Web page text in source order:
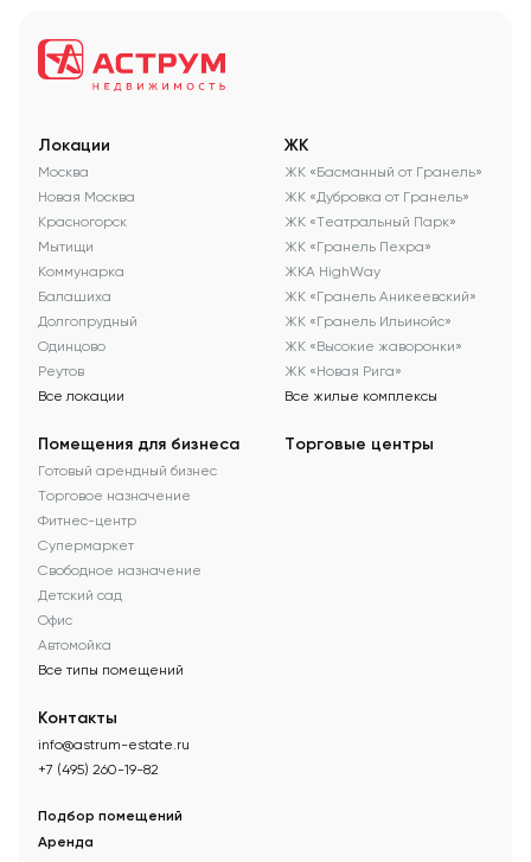
Локации
Москва
Новая Москва
Красногорск
Мытищи
Коммунарка
Балашиха
Долгопрудный
Одинцово
Реутов
Все локации
ЖК
ЖК «Басманный от Гранель»
ЖК «Дубровка от Гранель»
ЖК «Театральный Парк»
ЖК «Гранель Пехра»
ЖКА HighWay
ЖК «Гранель Аникеевский»
ЖК «Гранель Ильинойс»
ЖК «Высокие жаворонки»
ЖК «Новая Рига»
Все жилые комплексы
Помещения для бизнеса
Готовый арендный бизнес
Торговое назначение
Фитнес-центр
Супермаркет
Свободное назначение
Детский сад
Офис
Автомойка
Все типы помещений
Торговые центры
Контакты
info@astrum-estate.ru
+7 (495) 260-19-82
Подбор помещений
Аренда